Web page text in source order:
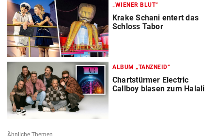
„WIENER BLUT“
Krake Schani entert das
Schloss Tabor
ALBUM „TANZNEID“
Chartstürmer Electric
Callboy blasen zum Halali
Ähnliche Themen